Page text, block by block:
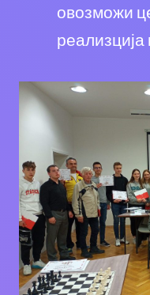
овозможи
реализција